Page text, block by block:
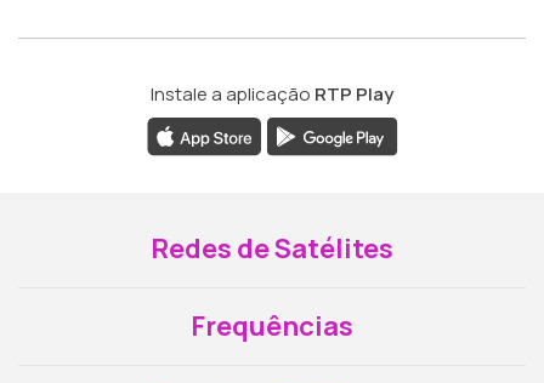
Instale a aplicação RTP Play
Redes de Satélites
Frequências